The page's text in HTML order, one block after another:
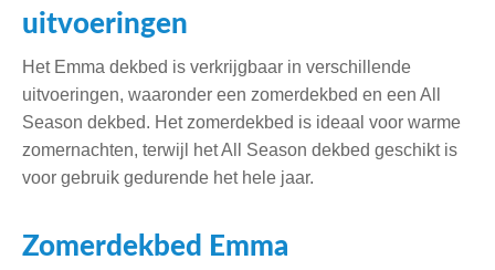
uitvoeringen
Het Emma dekbed is verkrijgbaar in verschillende
uitvoeringen, waaronder een zomerdekbed en een All
Season dekbed. Het zomerdekbed is ideaal voor warme
zomernachten, terwijl het All Season dekbed geschikt is
voor gebruik gedurende het hele jaar.
Zomerdekbed Emma